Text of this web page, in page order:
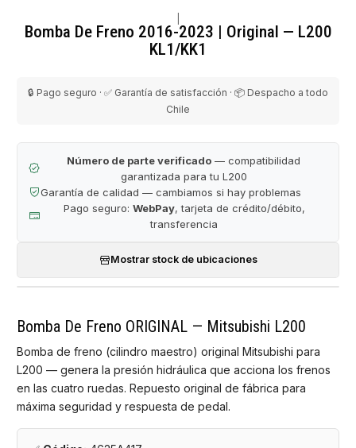
Bomba De Freno 2016-2023 | Original — L200
KL1/KK1
🔒 Pago seguro · ✅ Garantía de satisfacción · 📦 Despacho a todo
Chile
Número de parte verificado — compatibilidad
garantizada para tu L200
Garantía de calidad — cambiamos si hay problemas
Pago seguro: WebPay, tarjeta de crédito/débito,
transferencia
Mostrar stock de ubicaciones
Bomba De Freno ORIGINAL — Mitsubishi L200
Bomba de freno (cilindro maestro) original Mitsubishi para
L200 — genera la presión hidráulica que acciona los frenos
en las cuatro ruedas. Repuesto original de fábrica para
máxima seguridad y respuesta de pedal.